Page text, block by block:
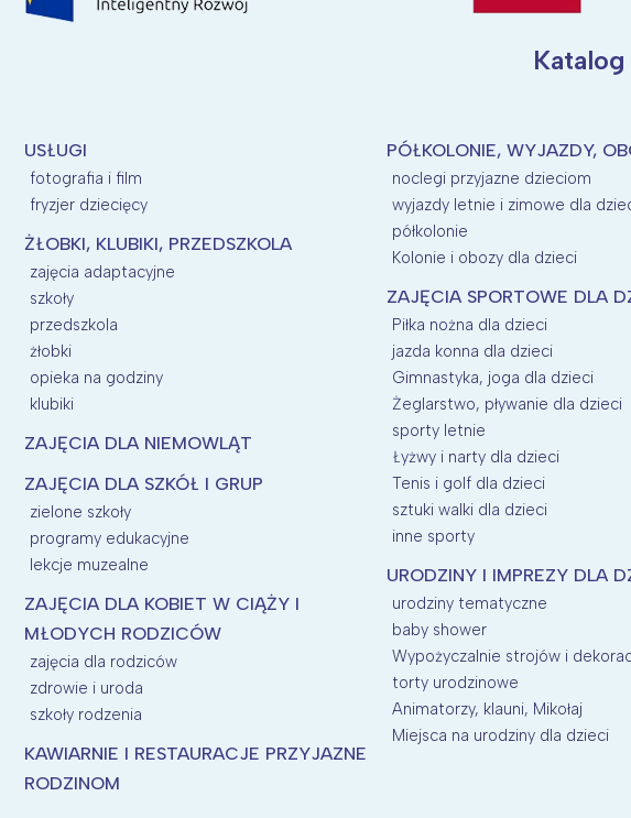
USŁUGI
fotografia i film
fryzjer dziecięcy
ŻŁOBKI, KLUBIKI, PRZEDSZKOLA
zajęcia adaptacyjne
szkoły
przedszkola
żłobki
opieka na godziny
klubiki
ZAJĘCIA DLA NIEMOWLĄT
ZAJĘCIA DLA SZKÓŁ I GRUP
zielone szkoły
programy edukacyjne
lekcje muzealne
ZAJĘCIA DLA KOBIET W CIĄŻY I
MŁODYCH RODZICÓW
zajęcia dla rodziców
zdrowie i uroda
szkoły rodzenia
KAWIARNIE I RESTAURACJE PRZYJAZNE
RODZINOM
PÓŁKOLONIE, WYJAZDY,
noclegi przyjazne dzieciom
wyjazdy letnie i zimowe dla
półkolonie
Kolonie i obozy dla dzieci
ZAJĘCIA SPORTOWE DLA
Piłka nożna dla dzieci
jazda konna dla dzieci
Gimnastyka, joga dla dzieci
Żeglarstwo, pływanie dla dzieci
sporty letnie
Łyżwy i narty dla dzieci
Tenis i golf dla dzieci
sztuki walki dla dzieci
inne sporty
URODZINY I IMPREZY DLA
urodziny tematyczne
baby shower
Wypożyczalnie strojów i
torty urodzinowe
Animatorzy, klauni, Mikołaj
Miejsca na urodziny dla dzieci